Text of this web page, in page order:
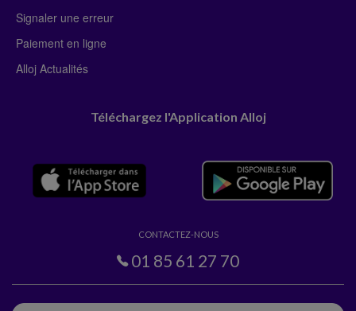
Signaler une erreur
Paiement en ligne
Alloj Actualités
Téléchargez l'Application Alloj
CONTACTEZ-NOUS
01 85 61 27 70